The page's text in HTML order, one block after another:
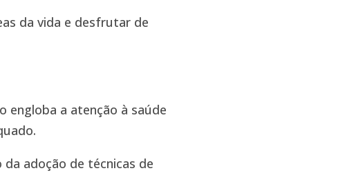
da vida e desfrutar de
engloba a atenção à saúde
da adoção de técnicas de